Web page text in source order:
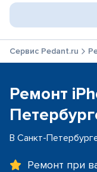
Сервис Pedant.ru
Ремонт
В Санкт-
Ремонт при